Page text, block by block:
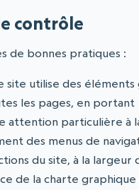
contrôle
de bonnes pratiques :
site utilise des éléments
les pages, en portant
attention particulière à
des menus de
du site, à la largeur
de la charte